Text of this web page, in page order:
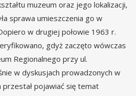
muzeum oraz jego lokalizacji,
sprawa umieszczenia go w
w drugiej połowie 1963 r.
gdyż zaczęto wówczas
Regionalnego przy ul.
w dyskusjach prowadzonych w
przestał pojawiać się temat